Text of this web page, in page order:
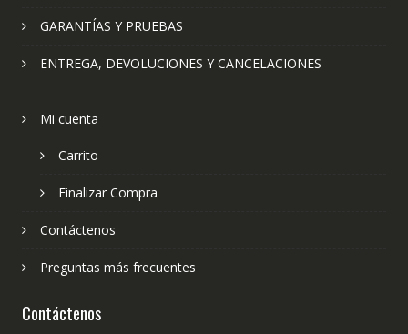
GARANTÍAS Y PRUEBAS
ENTREGA, DEVOLUCIONES Y CANCELACIONES
Mi cuenta
Carrito
Finalizar Compra
Contáctenos
Preguntas más frecuentes
Contáctenos